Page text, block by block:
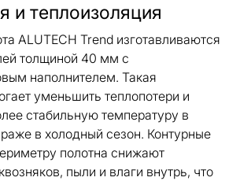
и теплоизоляция
ALUTECH Trend изготавливаются
толщиной 40 мм с
наполнителем. Такая
уменьшить теплопотери и
стабильную температуру в
в холодный сезон. Контурные
полотна снижают
пыли и влаги внутрь, что